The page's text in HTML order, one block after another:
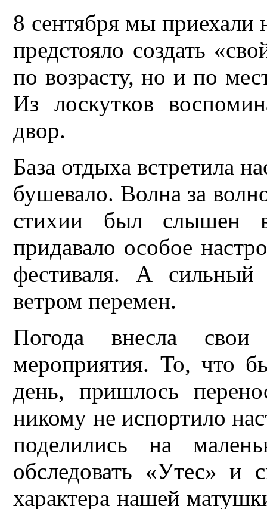
8 сентября мы приехали
предстояло создать
по возрасту, но и по
Из лоскутков
двор.
База отдыха встретила
бушевало. Волна за
стихии был слышен
придавало особое
фестиваля. А сильный
ветром перемен.
Погода внесла свои
мероприятия. То, что
день, пришлось
никому не испортило
поделились на
обследовать «Утес» и
характера нашей